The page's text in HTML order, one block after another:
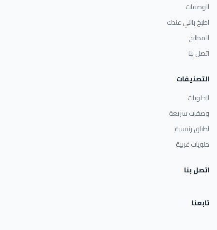
الوصفات
اطبخ باللي عندك
المطابخ
اتصل بنا
التصنيفات
الحلويات
وصفات سريعة
اطباق رئيسية
حلويات غربية
اتصل بنا
تابعنا